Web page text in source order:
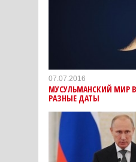
07.07.2016
МУСУЛЬМАНСКИЙ МИР
РАЗНЫЕ ДАТЫ